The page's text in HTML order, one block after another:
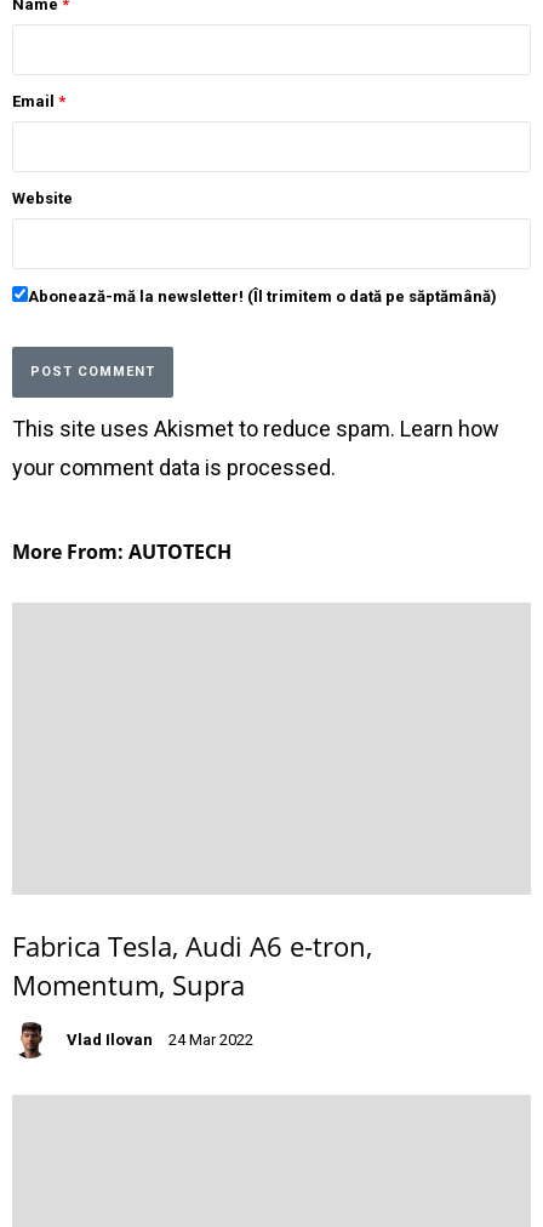
Name *
Email *
Website
Abonează-mă la newsletter! (Îl trimitem o dată pe săptămână)
This site uses Akismet to reduce spam. Learn how
your comment data is processed.
More From: AUTOTECH
Fabrica Tesla, Audi A6 e-tron,
Momentum, Supra
Vlad Ilovan 24 Mar 2022